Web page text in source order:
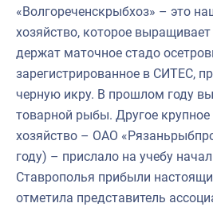
«Волгореченскрыбхоз» – это
хозяйство, которое
держат маточное стадо
зарегистрированное в СИТЕС,
черную икру. В прошлом году
товарной рыбы. Другое
хозяйство – ОАО
году) – прислало на учебу
Ставрополья прибыли
отметила представитель